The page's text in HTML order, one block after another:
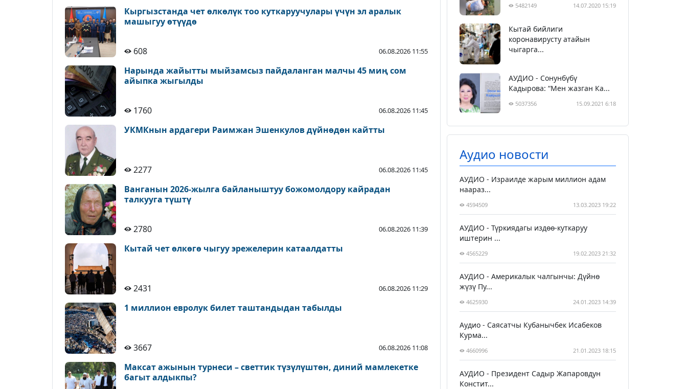
Кыргызстанда чет өлкөлүк тоо куткаруучулары үчүн эл аралык
машыгуу өтүүдө
608 06.08.2026 11:55
Нарында жайытты мыйзамсыз пайдаланган малчы 45 миң сом
айыпка жыгылды
1760 06.08.2026 11:45
УКМКнын ардагери Раимжан Эшенкулов дүйнөдөн кайтты
2277 06.08.2026 11:45
Ванганын 2026-жылга байланыштуу божомолдору кайрадан
талкууга түштү
2780 06.08.2026 11:39
Кытай чет өлкөгө чыгуу эрежелерин катаалдатты
2431 06.08.2026 11:29
1 миллион евролук билет таштандыдан табылды
3667 06.08.2026 11:08
Максат ажынын турнеси – светтик түзүлүштөн, диний мамлекетке
багыт алдыкпы?
5482149 14.07.2020 15:19
Кытай бийлиги
коронавирусту атайын
чыгарга...
АУДИО - Сонунбүбү
Кадырова: “Мен жазган Ка...
5037356 15.09.2021 6:18
Аудио новости
АУДИО - Израилде жарым миллион адам
наараз...
4594509 13.03.2023 19:22
АУДИО - Түркиядагы издөө-куткаруу
иштерин ...
4565229 19.02.2023 21:32
АУДИО - Америкалык чалгынчы: Дүйнө
жүзү Пу...
4625930 24.01.2023 14:39
Аудио - Саясатчы Кубанычбек Исабеков
Курма...
4660996 21.01.2023 18:15
АУДИО - Президент Садыр Жапаровдун
Констит...